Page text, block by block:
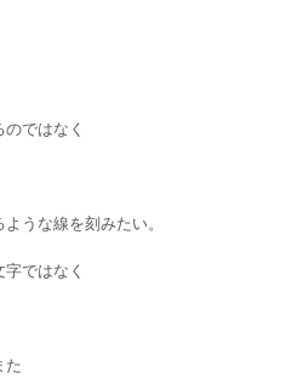
ではなく
うな線を刻みたい。
ではなく
た